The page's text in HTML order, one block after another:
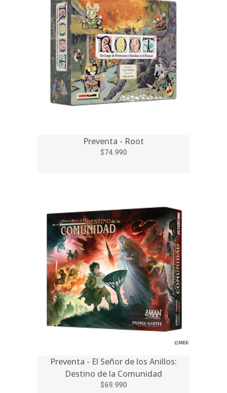
Preventa - Root
$74.990
Preventa - El Señor de los Anillos:
Destino de la Comunidad
$69.990